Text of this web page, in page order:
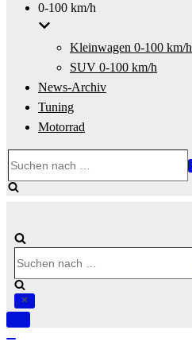
0-100 km/h
Kleinwagen 0-100 km/h
SUV 0-100 km/h
News-Archiv
Tuning
Motorrad
nach …
nach …
Navigation